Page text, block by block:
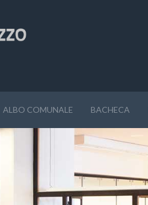
ALBO COMUNALE BACHECA